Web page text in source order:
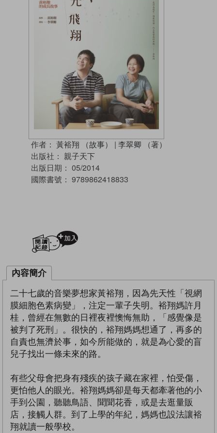
作者： 黃裕翔 （故事） | 李翠卿 （著）
出版社： 親子天下
出版日期： 05/2014
國際書號： 9789862418833
內容簡介
二十七歲的音樂夢想家黃裕翔，因為先天性「視網
膜細胞色素病變」，注定一輩子失明。裕翔媽許月
桂，曾經在無數的日裡夜裡懊悔無助，「感覺像是
被判了死刑」。很快的，裕翔媽媽想通了，再多的
自責也無濟於事，如今所能做的，就是為心愛的盲
兒子找出一條未來的路。
有些父母會把身有殘疾的孩子藏在家裡，怕受傷，
更怕他人的眼光。裕翔媽媽卻是每天都牽著他的小
手到公園，聽聽鳥語、聞聞花香，或是去逛量販
店，接觸人群。到了上學的年紀，媽媽也設法讓裕
翔就讀一般學校。